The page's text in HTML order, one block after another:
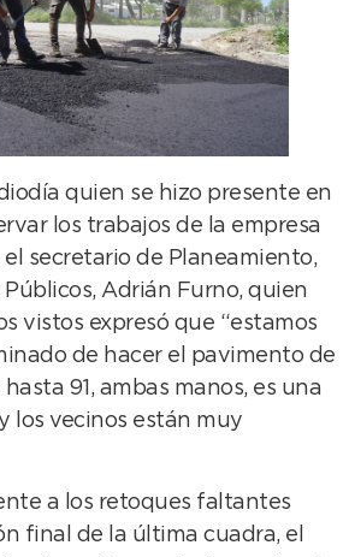
quien se hizo presente en
los trabajos de la empresa
secretario de Planeamiento,
Públicos, Adrián Furno, quien
vistos expresó que “estamos
de hacer el pavimento de
hasta 91, ambas manos, es una
los vecinos están muy
a los retoques faltantes
final de la última cuadra, el